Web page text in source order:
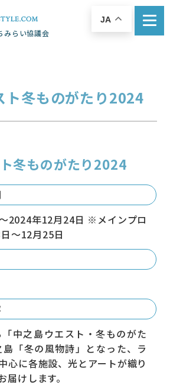
みらい協議会
JA
ト冬ものがたり2024
冬ものがたり2024
2024年12月24日 ※メインプロ
～12月25日
中之島ウエスト・冬ものがた
「冬の風物詩」となった、ラ
心に各施設、光とアートが織り
届けします。